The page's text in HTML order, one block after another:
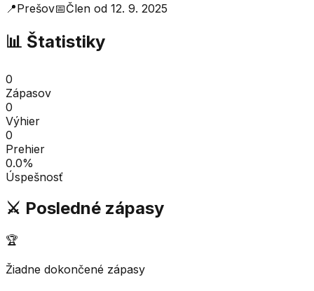
📍Prešov📅Člen od 12. 9. 2025
📊 Štatistiky
0
Zápasov
0
Výhier
0
Prehier
0.0%
Úspešnosť
⚔️ Posledné zápasy
🏆
Žiadne dokončené zápasy